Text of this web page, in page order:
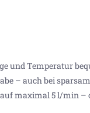
und Temperatur
– auch bei
maximal 5 l/min –